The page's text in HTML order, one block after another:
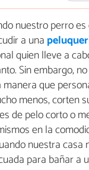
nuestro perro
a una
quien lleve a
Sin embargo,
que
menos, corten
de pelo corto o
en la
nuestra casa
para bañar a